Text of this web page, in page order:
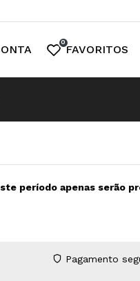
0
FAVORITOS
período apenas serão
Pagamento